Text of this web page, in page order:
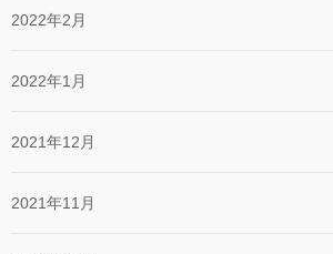
2022年2月
2022年1月
2021年12月
2021年11月